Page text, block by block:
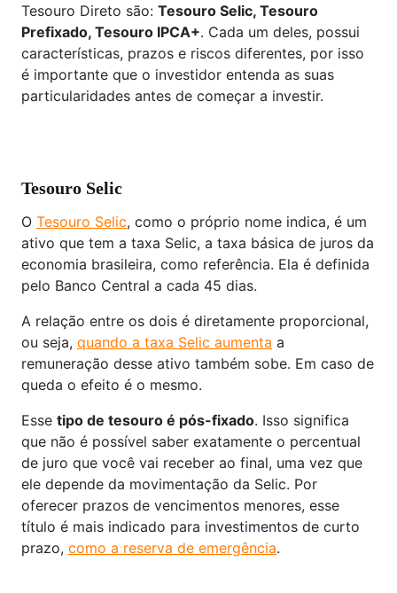
Tesouro Direto são: Tesouro Selic, Tesouro
Prefixado, Tesouro IPCA+. Cada um deles, possui
características, prazos e riscos diferentes, por isso
é importante que o investidor entenda as suas
particularidades antes de começar a investir.
Tesouro Selic
O Tesouro Selic, como o próprio nome indica, é um
ativo que tem a taxa Selic, a taxa básica de juros da
economia brasileira, como referência. Ela é definida
pelo Banco Central a cada 45 dias.
A relação entre os dois é diretamente proporcional,
ou seja, quando a taxa Selic aumenta a
remuneração desse ativo também sobe. Em caso de
queda o efeito é o mesmo.
Esse tipo de tesouro é pós-fixado. Isso significa
que não é possível saber exatamente o percentual
de juro que você vai receber ao final, uma vez que
ele depende da movimentação da Selic. Por
oferecer prazos de vencimentos menores, esse
título é mais indicado para investimentos de curto
prazo, como a reserva de emergência.